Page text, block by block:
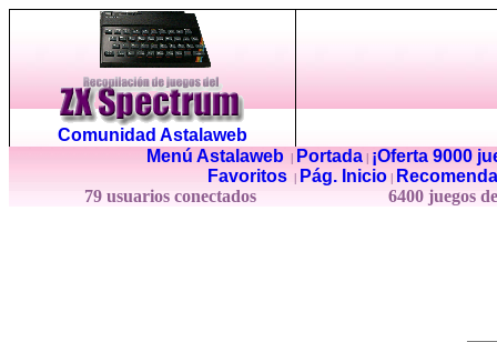
Comunidad Astalaweb
Menú Astalaweb| Portada|
¡Oferta 9000
Favoritos
Pág. Inicio
79 usuarios conectados
6400 juegos